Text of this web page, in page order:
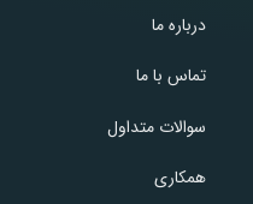
درباره ما
تماس با ما
سوالات متداول
همکاری